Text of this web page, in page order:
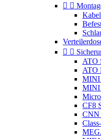
 
 
ATO
ATO
MINI
MINI
CF8
CNN